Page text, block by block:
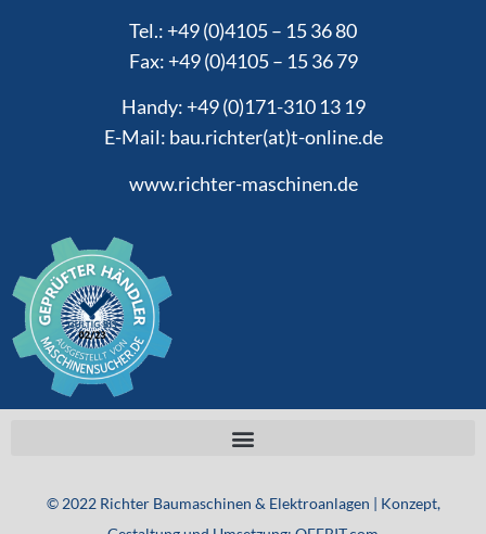
Tel.: +49 (0)4105 – 15 36 80
Fax: +49 (0)4105 – 15 36 79
Handy: +49 (0)171-310 13 19
E-Mail: bau.richter(at)t-online.de
www.richter-maschinen.de
© 2022Richter Baumaschinen & Elektroanlagen | Konzept,